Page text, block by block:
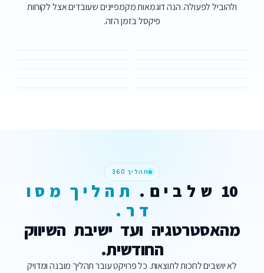
ולהוביל לפעולה. הנה דוגמאות מקמפיינים שעובדים אצל לקוחות
פיקסל בזמן הזה.
תהליך 360
10 ש ל ב י ם . ת ה ל י ך מ ס ו
ד ר .
מהאסטרטגיה ועד ישיבת השיווק
החודשית.
לא יושבים לחכות לתוצאות. כל פרויקט עובר תהליך מובנה ומדויק